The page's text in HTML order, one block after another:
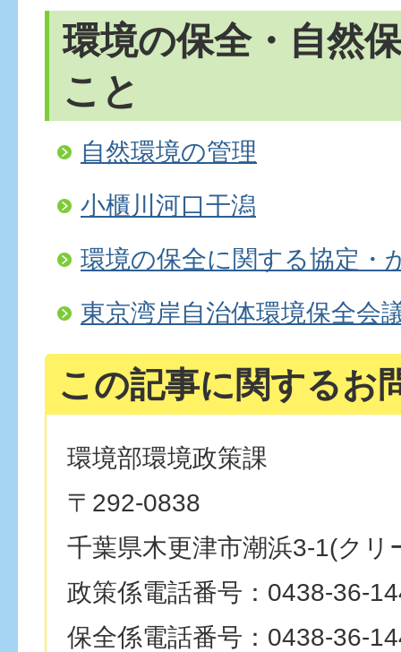
環境の保全・自然
こと
自然環境の管理
小櫃川河口干潟
環境の保全に関する協定・
東京湾岸自治体環境保全会
この記事に関するお
環境部環境政策課
〒292-0838
千葉県木更津市潮浜3-1(クリ
政策係電話番号：0438-36-
保全係電話番号：0438-36-